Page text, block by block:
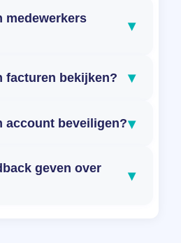
medewerkers
▾
facturen bekijken? ▾
account beveiligen?▾
geven over
▾